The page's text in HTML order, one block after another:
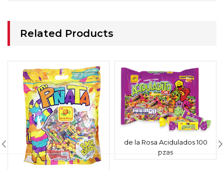
Related Products
de la Rosa Acidulados 100
pzas